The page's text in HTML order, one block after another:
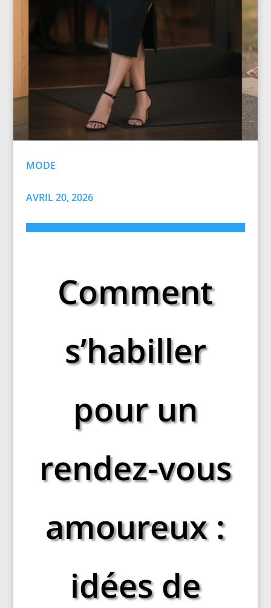
MODE
AVRIL 20, 2026
Comment
s’habiller
pour un
rendez-vous
amoureux :
idées de